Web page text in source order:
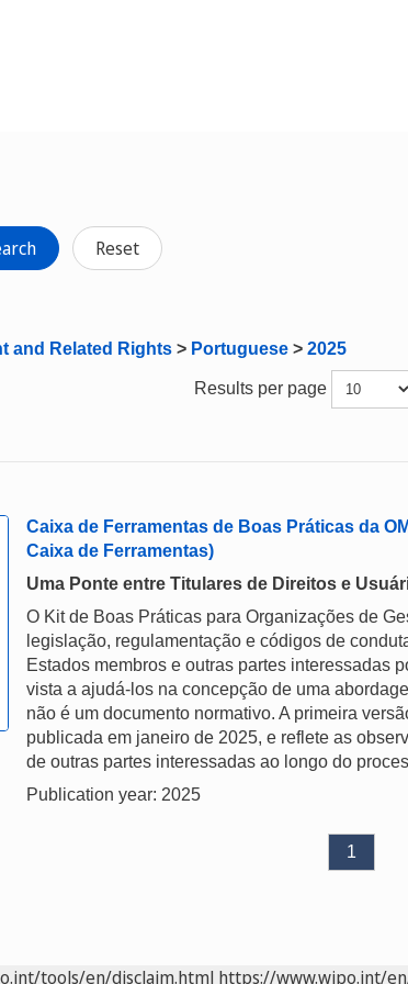
Reset
and Related Rights > Portuguese > 2025
Results per page
Caixa de Ferramentas de Boas Práticas da
Caixa de Ferramentas)
Uma Ponte entre Titulares de Direitos e
O Kit de Boas Práticas para Organizações de
legislação, regulamentação e códigos de
Estados membros e outras partes interessadas
vista a ajudá-los na concepção de uma
não é um documento normativo. A primeira
publicada em janeiro de 2025, e reflete as
de outras partes interessadas ao longo do
Publication year: 2025
1
tools/en/disclaim.html https://www.wipo.int/